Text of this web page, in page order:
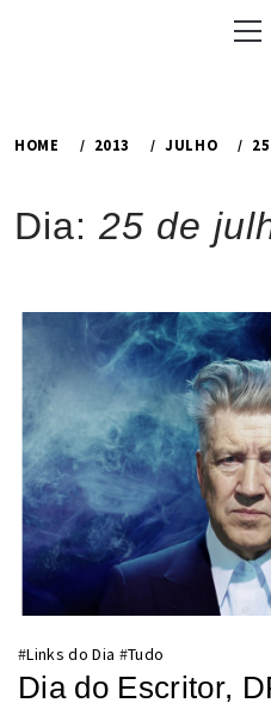
HOME 2013 JULHO 25
Dia: 25 de
#Links do Dia #Tudo
Dia do Escritor,